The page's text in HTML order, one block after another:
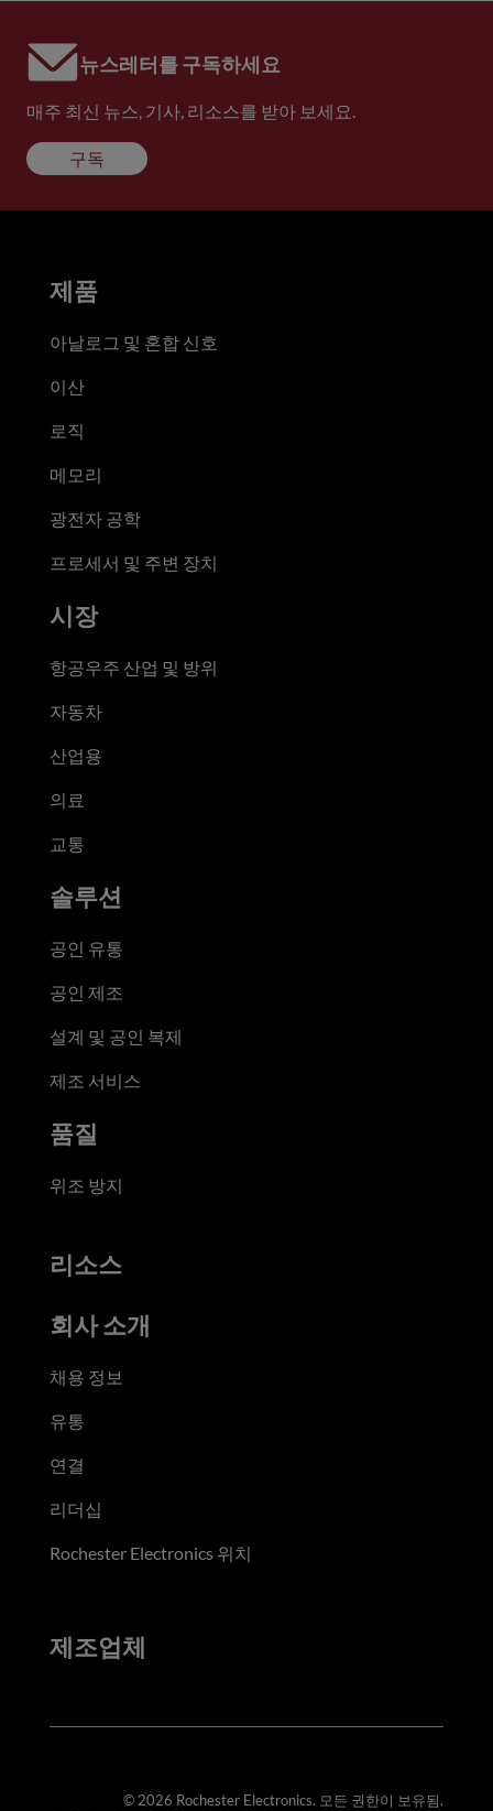
뉴스레터를 구독하세요
매주 최신 뉴스, 기사, 리소스를 받아 보세요.
구독
제품
아날로그 및 혼합 신호
이산
로직
메모리
광전자 공학
프로세서 및 주변 장치
시장
항공우주 산업 및 방위
자동차
산업용
의료
교통
솔루션
공인 유통
공인 제조
설계 및 공인 복제
제조 서비스
품질
위조 방지
리소스
회사 소개
채용 정보
유통
연결
리더십
Rochester Electronics 위치
제조업체
© 2026 Rochester Electronics. 모든 권한이 보유됨.